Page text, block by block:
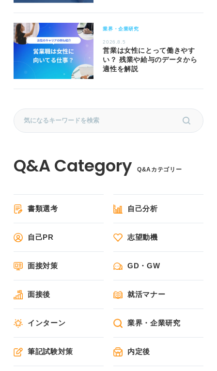
業界・企業研究
2026.8.5
営業は女性にとって働きやす
い？ 残業や給与のデータから
適性を解説
Q&Aカテゴリー
書類選考 自己分析
自己PR 志望動機
面接対策 GD・GW
面接後 就活マナー
インターン 業界・企業研究
筆記試験対策 内定後